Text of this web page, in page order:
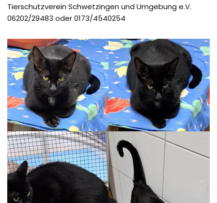
Tierschutzverein Schwetzingen und Umgebung e.V.
06202/29483 oder 0173/4540254